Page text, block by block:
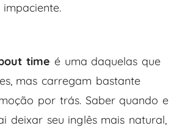
time é uma daquelas que
mas carregam bastante
por trás. Saber quando e
deixar seu inglês mais natural,